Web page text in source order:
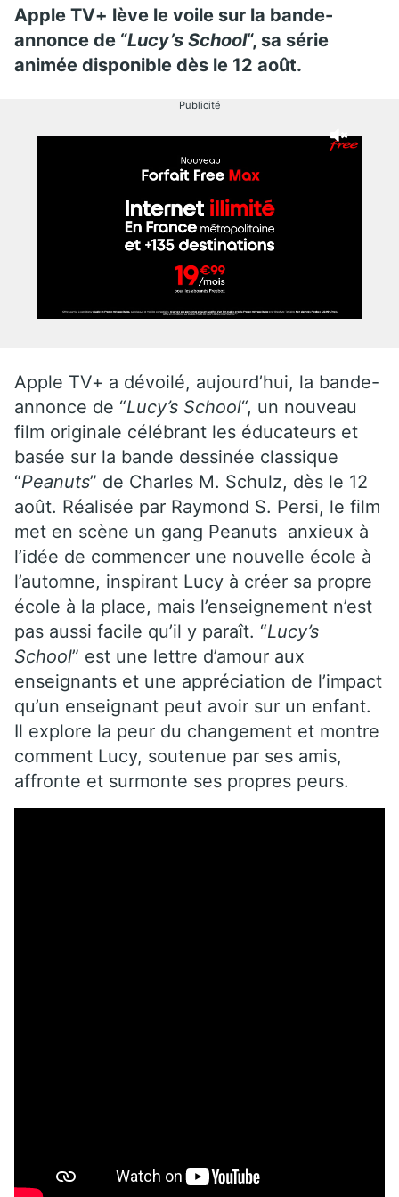
Apple TV+ lève le voile sur la bande-
annonce de “Lucy’s School“, sa série
animée disponible dès le 12 août.
Publicité
Apple TV+ a dévoilé, aujourd’hui, la bande-
annonce de “Lucy’s School“, un nouveau
film originale célébrant les éducateurs et
basée sur la bande dessinée classique
“Peanuts” de Charles M. Schulz, dès le 12
août. Réalisée par Raymond S. Persi, le film
met en scène un gang Peanuts anxieux à
l’idée de commencer une nouvelle école à
l’automne, inspirant Lucy à créer sa propre
école à la place, mais l’enseignement n’est
pas aussi facile qu’il y paraît. “Lucy’s
School” est une lettre d’amour aux
enseignants et une appréciation de l’impact
qu’un enseignant peut avoir sur un enfant.
Il explore la peur du changement et montre
comment Lucy, soutenue par ses amis,
affronte et surmonte ses propres peurs.